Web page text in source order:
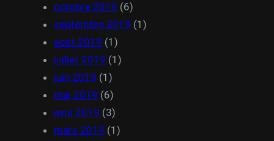
octobre 2019 (6)
septembre 2019 (1)
août 2019 (1)
juillet 2019 (1)
juin 2019 (1)
mai 2019 (6)
avril 2019 (3)
mars 2019 (1)